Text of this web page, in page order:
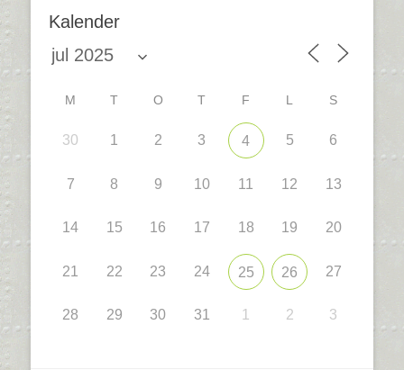
Kalender
M T O T F L S
30 1 2 3 4 5 6
7 8 9 10 11 12 13
14 15 16 17 18 19 20
21 22 23 24 25 26 27
28 29 30 31 1 2 3